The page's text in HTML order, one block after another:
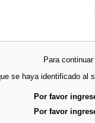
Para
se haya identificado al
Por favor
Por favor